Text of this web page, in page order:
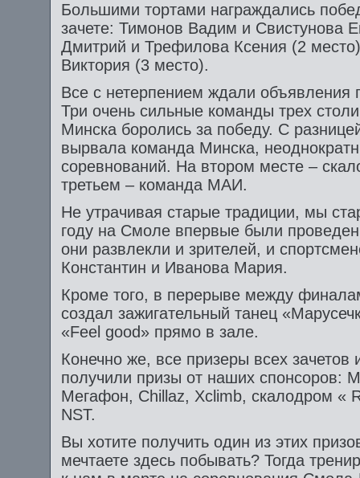
Большими тортами награждались
зачете: Тимонов Вадим и Свистунова
Дмитрий и Трефилова Ксения (2
Виктория (3 место).
Все с нетерпением ждали объявления
Три очень сильные команды трех
Минска боролись за победу. С
вырвала команда Минска,
соревнований. На втором месте –
третьем – команда МАИ.
Не утрачивая старые традиции, мы
году на Смоле впервые были
они развлекли и зрителей, и
Константин и Иванова Мария.
Кроме того, в перерыве между
создал зажигательный танец
«Feel good» прямо в зале.
Конечно же, все призеры всех
получили призы от наших спонсоров:
Мегафон, Chillaz, Xclimb, скалодром «
NST.
Вы хотите получить один из этих
мечтаете здесь побывать? Тогда